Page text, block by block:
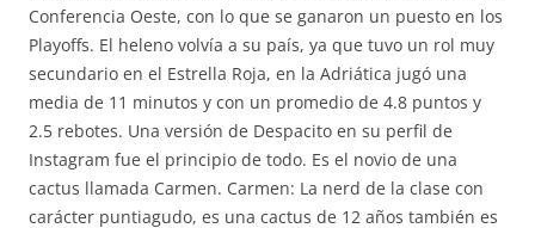
Conferencia Oeste, con lo que se ganaron un puesto en los
Playoffs. El heleno volvía a su país, ya que tuvo un rol muy
secundario en el Estrella Roja, en la Adriática jugó una
media de 11 minutos y con un promedio de 4.8 puntos y
2.5 rebotes. Una versión de Despacito en su perfil de
Instagram fue el principio de todo. Es el novio de una
cactus llamada Carmen. Carmen: La nerd de la clase con
carácter puntiagudo, es una cactus de 12 años también es